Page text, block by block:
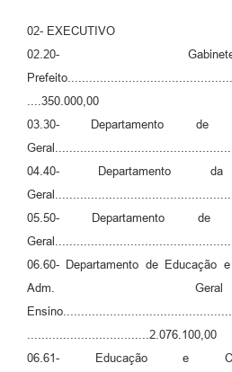
02- EXECUTIVO
02.20-
....350.000,00
03.30- Departamento de
04.40- Departamento
05.50- Departamento de
06.60- Departamento de Educação
Adm.
..................................2.076.100,00
06.61- Educação e